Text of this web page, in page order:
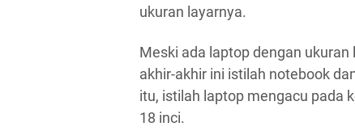
ukuran layarnya.
Meski ada laptop dengan
akhir-akhir ini istilah notebook
itu, istilah laptop mengacu pada
18 inci.